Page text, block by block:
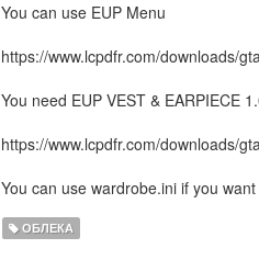
You can use EUP Menu
https://www.lcpdfr.com/downloads/
You need EUP VEST & EARPIECE
https://www.lcpdfr.com/downloads/
You can use wardrobe.ini if you
ОБЛЕКА